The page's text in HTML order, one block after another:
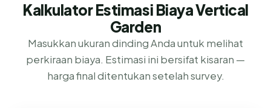
Kalkulator Estimasi Biaya Vertical
Garden
Masukkan ukuran dinding Anda untuk melihat
perkiraan biaya. Estimasi ini bersifat kisaran —
harga final ditentukan setelah survey.